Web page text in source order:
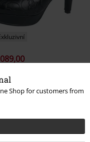
Shop for customers from
podpatky